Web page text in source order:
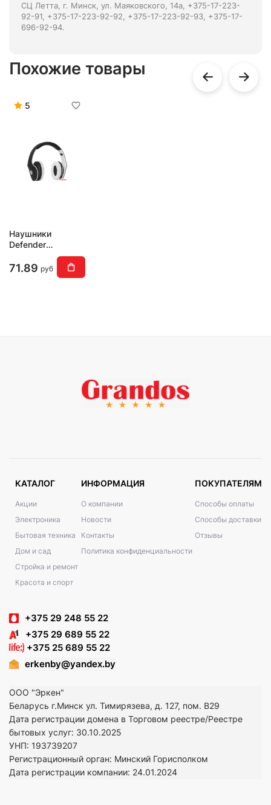
СЦ Летта, г. Минск, ул. Маяковского, 14а, +375-17-223-
92-91, +375-17-223-92-92, +375-17-223-92-93, +375-17-
696-92-94.
Похожие товары
5
Наушники
Defender
FreeMotion B525
(черный/белый)
71.89 руб
КАТАЛОГ
Акции
Электроника
Бытовая техника
Дом и сад
Стройка и ремонт
Красота и спорт
ИНФОРМАЦИЯ
О компании
Новости
Контакты
Политика конфиденциальности
ПОКУПАТЕЛЯМ
Способы оплаты
Способы доставки
Отзывы
+375 29 248 55 22
+375 29 689 55 22
+375 25 689 55 22
erkenby@yandex.by
ООО "Эркен"
Беларусь г.Минск ул. Тимирязева, д. 127, пом. В29
Дата регистрации домена в Торговом реестре/Реестре
бытовых услуг: 30.10.2025
УНП: 193739207
Регистрационный орган: Минский Горисполком
Дата регистрации компании: 24.01.2024